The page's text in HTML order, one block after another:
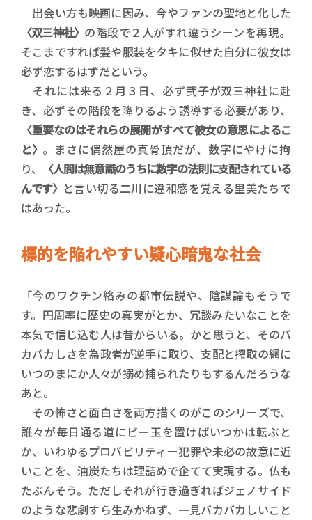
出会い方も映画に因み、今やファンの聖地と化した
〈双三神社〉 の階段で２人がすれ違うシーンを再現。
そこまですれば髪や服装をタキに似せた自分に彼女は
必ず恋するはずだという。
それには来る２月３日、必ず弐子が双三神社に赴
き、必ずその階段を降りるよう誘導する必要があり、
〈重要なのはそれらの展開がすべて彼女の意思によるこ
と〉 。まさに偶然屋の真骨頂だが、数字にやけに拘
り、
〈人間は無意識のうちに数字の法則に支配されている
んです〉 と言い切る二川に違和感を覚える里美たちで
はあった。
標的を陥れやすい疑心暗鬼な社会
「今のワクチン絡みの都市伝説や、陰謀論もそうで
す。円周率に歴史の真実がとか、冗談みたいなことを
本気で信じ込む人は昔からいる。かと思うと、そのバ
カバカしさを為政者が逆手に取り、支配と搾取の網に
いつのまにか人々が搦め捕られたりもするんだろうな
あと。
その怖さと面白さを両方描くのがこのシリーズで、
誰々が毎日通る道にビー玉を置けばいつかは転ぶと
か、いわゆるプロバビリティー犯罪や未必の故意に近
いことを、油炭たちは理詰めで企てて実現する。仏も
たぶんそう。ただしそれが行き過ぎればジェノサイド
のような悲劇すら生みかねず、一見バカバカしいこと